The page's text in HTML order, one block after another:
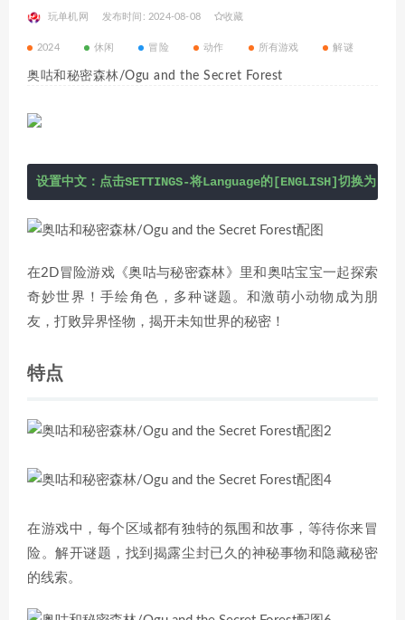
玩单机网 发布时间: 2024-08-08 收藏
2024 休闲 冒险 动作 所有游戏 解谜
奥咕和秘密森林/Ogu and the Secret Forest
设置中文：点击SETTINGS-将Language的[ENGLISH]切换为[中
在2D冒险游戏《奥咕与秘密森林》里和奥咕宝宝一起探索
奇妙世界！手绘角色，多种谜题。和激萌小动物成为朋
友，打败异界怪物，揭开未知世界的秘密！
特点
在游戏中，每个区域都有独特的氛围和故事，等待你来冒
险。解开谜题，找到揭露尘封已久的神秘事物和隐藏秘密
的线索。